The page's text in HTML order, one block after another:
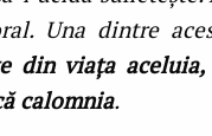
Una dintre
din viaţa
calomnia.